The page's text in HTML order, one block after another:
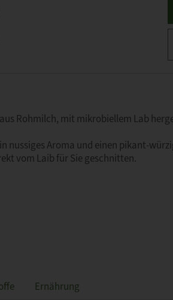
Rohmilch, mit mikrobiellem Lab
nussiges Aroma und einen pikant-
vom Laib für Sie geschnitten.
Ernährung